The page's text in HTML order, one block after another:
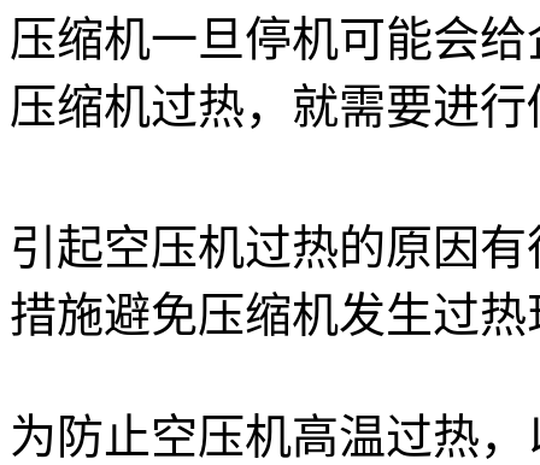
压缩机一旦停机可能会
压缩机过热，就需要进
引起空压机过热的原因
措施避免压缩机发生过热
为防止空压机高温过热